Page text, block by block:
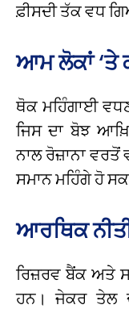
ਫ਼ੀਸਦੀ ਤੱਕ ਵਧ
ਆਮ ਲੋਕਾਂ ‘ਤੇ
ਥੋਕ ਮਹਿੰਗਾਈ
ਜਿਸ ਦਾ ਬੋਝ
ਨਾਲ ਰੋਜ਼ਾਨਾ
ਸਮਾਨ ਮਹਿੰਗੇ ਹੋ
ਆਰਥਿਕ
ਰਿਜ਼ਰਵ ਬੈਂਕ ਅਤੇ
ਹਨ। ਜੇਕਰ ਤੇਲ